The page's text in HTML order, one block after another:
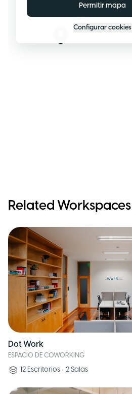
Permitir mapa
Configurar cookies
Related Workspaces
Dot Work
ESPACIO DE COWORKING
12 Escritorios • 2 Salas